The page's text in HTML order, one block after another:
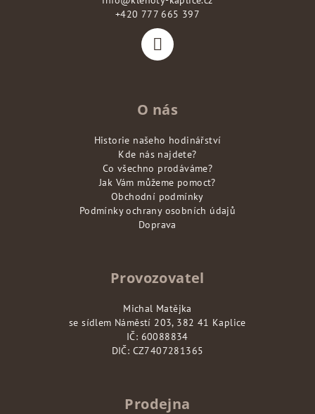
+420 777 665 397
O nás
Historie našeho hodinářství
Kde nás najdete?
Co všechno prodáváme?
Jak Vám můžeme pomoct?
Obchodní podmínky
Podmínky ochrany osobních údajů
Doprava
Provozovatel
Michal Matějka
se sídlem Náměstí 203, 382 41 Kaplice
IČ: 60088834
DIČ: CZ7407281365
Prodejna